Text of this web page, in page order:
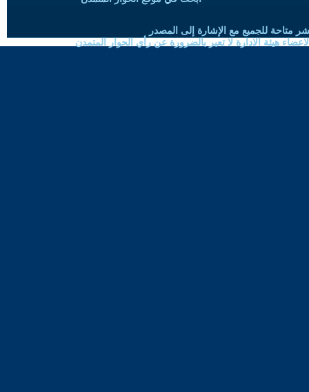
متاحة للجميع مع الإشارة إلى المصدر
هيئة الادارة لا تعبر بالضرورة عن رأي الحوار المتمدن